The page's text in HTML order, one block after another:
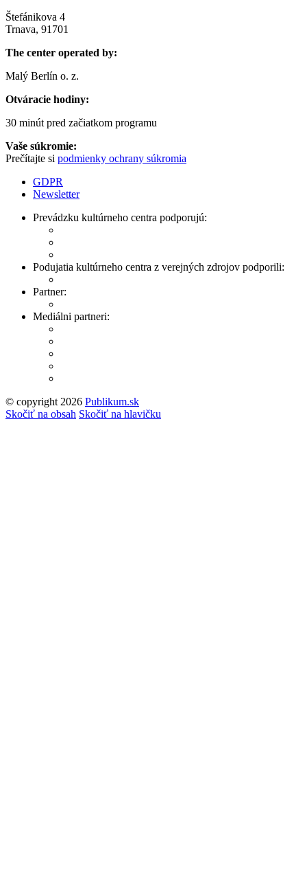
Štefánikova 4
Trnava, 91701
The center operated by:
Malý Berlín o. z.
Otváracie hodiny:
30 minút pred začiatkom programu
Vaše súkromie:
Prečítajte si podmienky ochrany súkromia
GDPR
Newsletter
Prevádzku kultúrneho centra podporujú:
Podujatia kultúrneho centra z verejných zdrojov podporili:
Partner:
Mediálni partneri:
© copyright 2026 Publikum.sk
Tvorba stránok: Enjoy
Skočiť na obsah Skočiť na hlavičku